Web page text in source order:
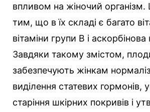
впливом на жіночий організм.
тим, що в їх складі є багато
вітаміни групи В і
Завдяки такому змістом,
забезпечують жінкам
виділення статевих гормонів,
старіння шкірних покривів і